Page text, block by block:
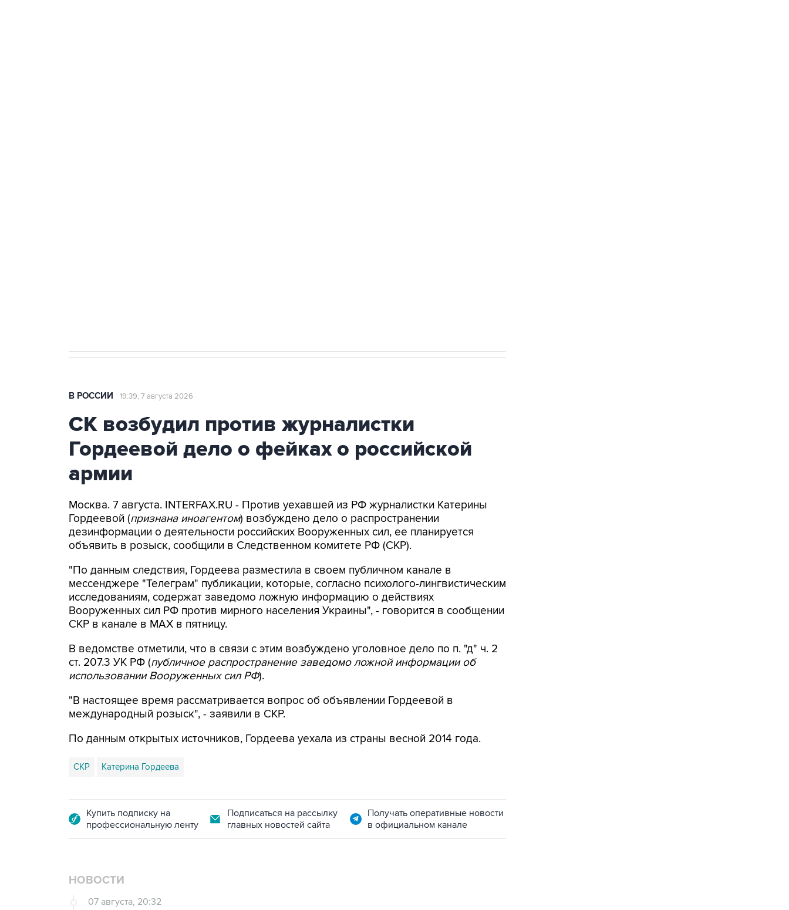
В РОССИИ 19:39, 7 августа 2026
СК возбудил против журналистки
Гордеевой дело о фейках о российской
армии
Москва. 7 августа. INTERFAX.RU - Против уехавшей из РФ журналистки Катерины
Гордеевой (признана иноагентом) возбуждено дело о распространении
дезинформации о деятельности российских Вооруженных сил, ее планируется
объявить в розыск, сообщили в Следственном комитете РФ (СКР).
"По данным следствия, Гордеева разместила в своем публичном канале в
мессенджере "Телеграм" публикации, которые, согласно психолого-лингвистическим
исследованиям, содержат заведомо ложную информацию о действиях
Вооруженных сил РФ против мирного населения Украины", - говорится в сообщении
СКР в канале в MAX в пятницу.
В ведомстве отметили, что в связи с этим возбуждено уголовное дело по п. "д" ч. 2
ст. 207.3 УК РФ (публичное распространение заведомо ложной информации об
использовании Вооруженных сил РФ).
"В настоящее время рассматривается вопрос об объявлении Гордеевой в
международный розыск", - заявили в СКР.
По данным открытых источников, Гордеева уехала из страны весной 2014 года.
СКР Катерина Гордеева
Купить подписку на
профессиональную ленту
Подписаться на рассылку
главных новостей сайта
Получать оперативные новости
в официальном канале
НОВОСТИ
07 августа, 20:32